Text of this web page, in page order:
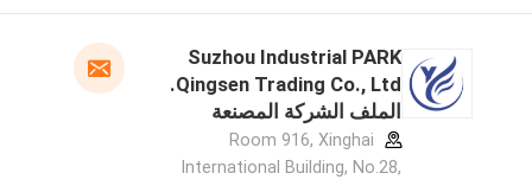
Suzhou Industrial PARK
Qingsen Trading Co., Ltd.
الملف الشركة المصنعة
Room 916, Xinghai
International Building, No.28,